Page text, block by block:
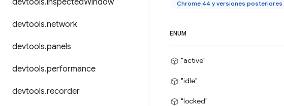
devtools.inspectedWindow
devtools.network
devtools.panels
devtools.performance
devtools.recorder
Chrome 44 y versiones posteriores
ENUM
"active"
"idle"
"locked"